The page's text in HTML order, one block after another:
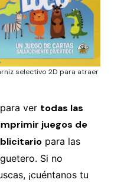
selectivo 2D para atraer
ver todas las
juegos de
para las
Si no
¡cuéntanos tu